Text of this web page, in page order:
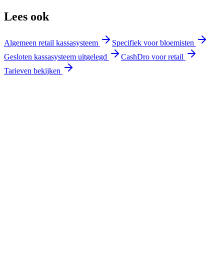
Lees ook
Algemeen retail kassasysteem
Specifiek voor bloemisten
Gesloten kassasysteem uitgelegd
CashDro voor retail
Tarieven bekijken